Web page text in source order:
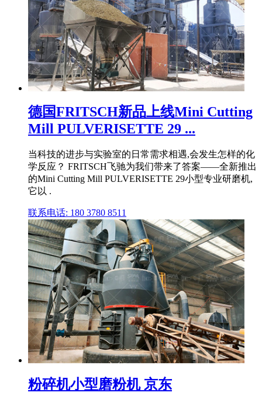
德国FRITSCH新品上线Mini Cutting
Mill PULVERISETTE 29 ...
当科技的进步与实验室的日常需求相遇,会发生怎样的化
学反应？ FRITSCH飞驰为我们带来了答案——全新推出
的Mini Cutting Mill PULVERISETTE 29小型专业研磨机,
它以 .
联系电话: 180 3780 8511
粉碎机小型磨粉机 京东